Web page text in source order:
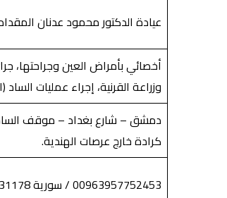
عيادة الدكتور محمود عدنان
أخصائي بأمراض العين وجراحتها،
وزراعة القرنية، إجراء عمليات
دمشق – شارع بغداد – موقف
كرادة خارج عرصات الهندية.
00963957752453 / سورية 009647843331178 / العراق